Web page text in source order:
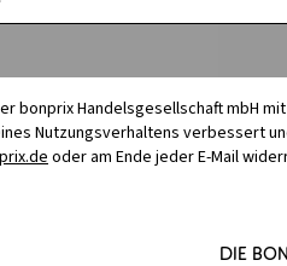
bonprix Handelsgesellschaft mbH
Nutzungsverhaltens verbessert
oder am Ende jeder E-Mail
Die